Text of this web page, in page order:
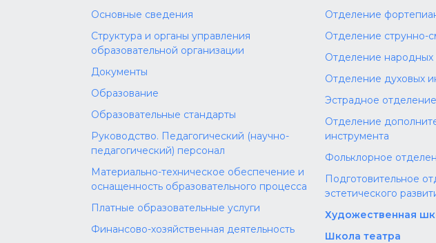
Основные сведения
Структура и органы управления
образовательной организации
Документы
Образование
Образовательные стандарты
Руководство. Педагогический (научно-
педагогический) персонал
Материально-техническое обеспечение и
оснащенность образовательного процесса
Платные образовательные услуги
Финансово-хозяйственная деятельность
Отделение
Отделение струнно-
Отделение народных
Отделение духовых
Эстрадное отделение
Отделение
инструмента
Фольклорное
Подготовительное
эстетического
Художественная
Школа‌‌‌‌ театра